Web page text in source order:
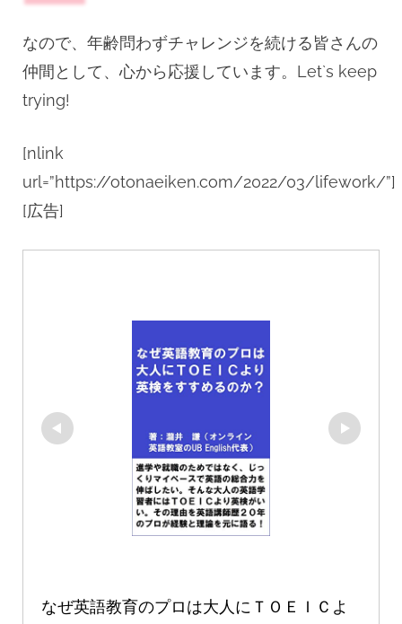
なので、年齢問わずチャレンジを続ける皆さんの
仲間として、心から応援しています。Let`s keep
trying!
[nlink
url=”https://otonaeiken.com/2022/03/lifework/”]
[広告]
なぜ英語教育のプロは大人にＴＯＥＩＣよ